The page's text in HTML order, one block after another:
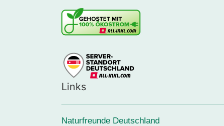
Links
Naturfreunde Deutschland